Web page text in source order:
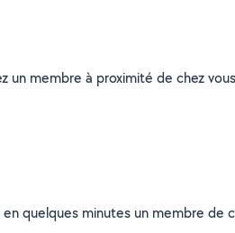
un membre à proximité de chez
quelques minutes un membre de